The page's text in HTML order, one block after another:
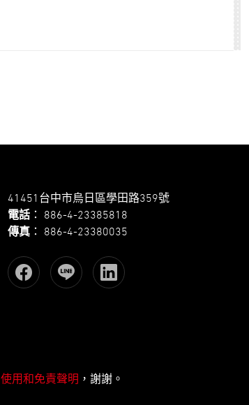
41451台中市烏日區學田路359號
電話 ： 886-4-23385818
傳真 ： 886-4-23380035
使用和免責聲明 ，謝謝。